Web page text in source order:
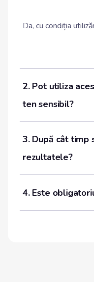
Da, cu condiția
2. Pot utiliza
ten sensibil?
3. După cât timp
rezultatele?
4. Este